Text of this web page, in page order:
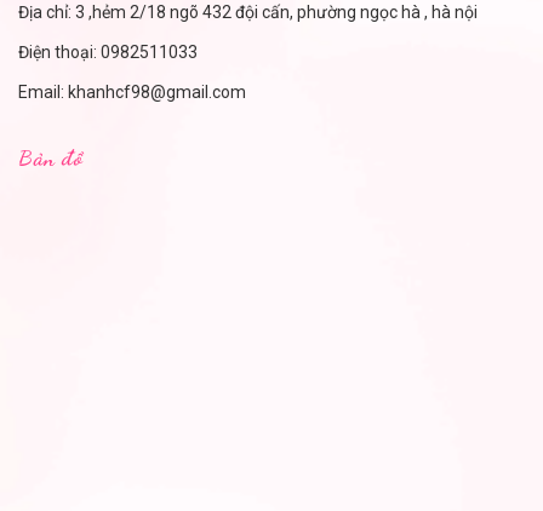
Địa chỉ: 3 ,hẻm 2/18 ngõ 432 đội cấn, phường ngọc hà , hà nội
Điện thoại: 0982511033
Email: khanhcf98@gmail.com
Bản đồ